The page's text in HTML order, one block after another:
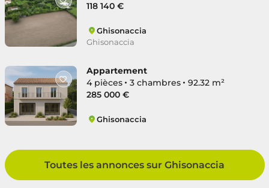
118 140 €
Ghisonaccia
Ghisonaccia
Appartement
4 pièces
3 chambres
92.32 m²
285 000 €
Ghisonaccia
Toutes les annonces sur Ghisonaccia